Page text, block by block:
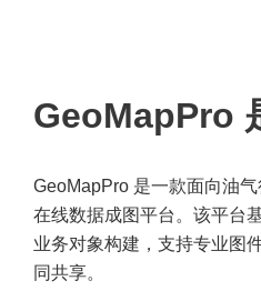
GeoMapPro
GeoMapPro 是一款面向油
在线数据成图平台。该平台
业务对象构建，支持专业图
同共享。